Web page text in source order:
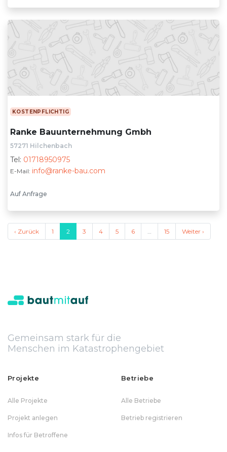
KOSTENPFLICHTIG
Ranke Bauunternehmung Gmbh
57271 Hilchenbach
Tel: 01718950975
E-Mail: info@ranke-bau.com
Auf Anfrage
‹ Zurück 1 2 3 4 5 6 … 15 Weiter ›
Gemeinsam stark für die
Menschen im Katastrophengebiet
Projekte
Alle Projekte
Projekt anlegen
Infos für Betroffene
Betriebe
Alle Betriebe
Betrieb registrieren